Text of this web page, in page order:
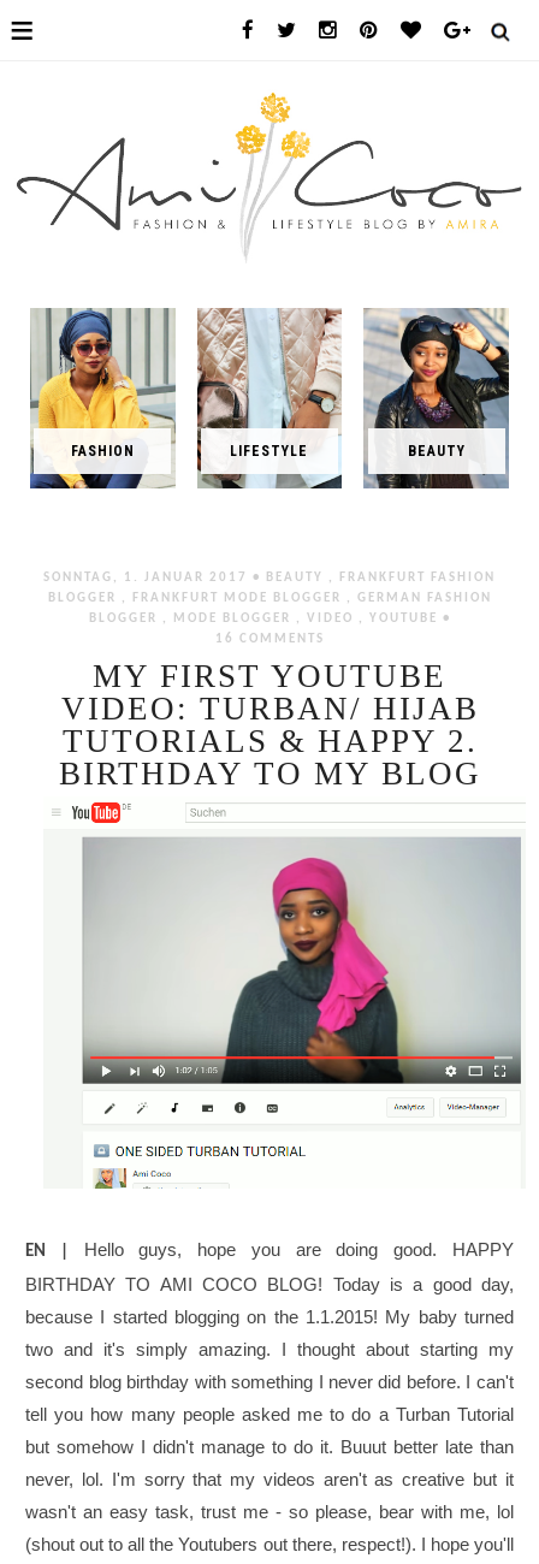
≡
FASHION LIFESTYLE BEAUTY
SONNTAG, 1. JANUAR 2017 • BEAUTY ,
FRANKFURT FASHION
BLOGGER
, FRANKFURT MODE BLOGGER , GERMAN FASHION
BLOGGER
, MODE BLOGGER , VIDEO , YOUTUBE •
16 COMMENTS
MY FIRST YOUTUBE
VIDEO: TURBAN/ HIJAB
TUTORIALS & HAPPY 2.
BIRTHDAY TO MY BLOG
EN |
Hello guys, hope you are doing good. HAPPY
BIRTHDAY TO AMI COCO BLOG! Today is a good day,
because I started blogging on the 1.1.2015! My baby turned
two and it's simply amazing. I thought about starting my
second blog birthday with something I never did before. I can't
tell you how many people asked me to do a Turban Tutorial
but somehow I didn't manage to do it. Buuut better late than
never, lol. I'm sorry that my videos aren't as creative but it
wasn't an easy task, trust me - so please, bear with me, lol
(shout out to all the Youtubers out there, respect!). I hope you'll